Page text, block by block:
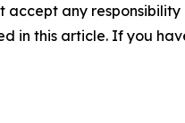
accept any
in this article. If you